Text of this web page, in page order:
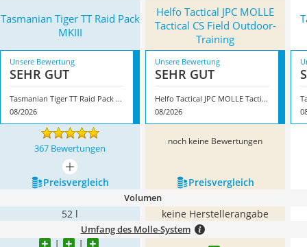
Tasmanian Tiger TT Raid Pack
MKIII
Helfo Tactical JPC MOLLE
Tactical CS Field Outdoor-
Training
Unsere Bewertung
SEHR GUT
Tasmanian Tiger TT Raid Pack MKIII
08/2026
Unsere Bewertung
SEHR GUT
Helfo Tactical JPC MOLLE Tactical CS Field Outdoor-Training
08/2026
367 Bewertungen
noch keine Bewertungen
mehr anzeigen
Preis­vergleich
Preis­vergleich
Volumen
52 l keine Herstellerangabe
Umfang des Molle-System